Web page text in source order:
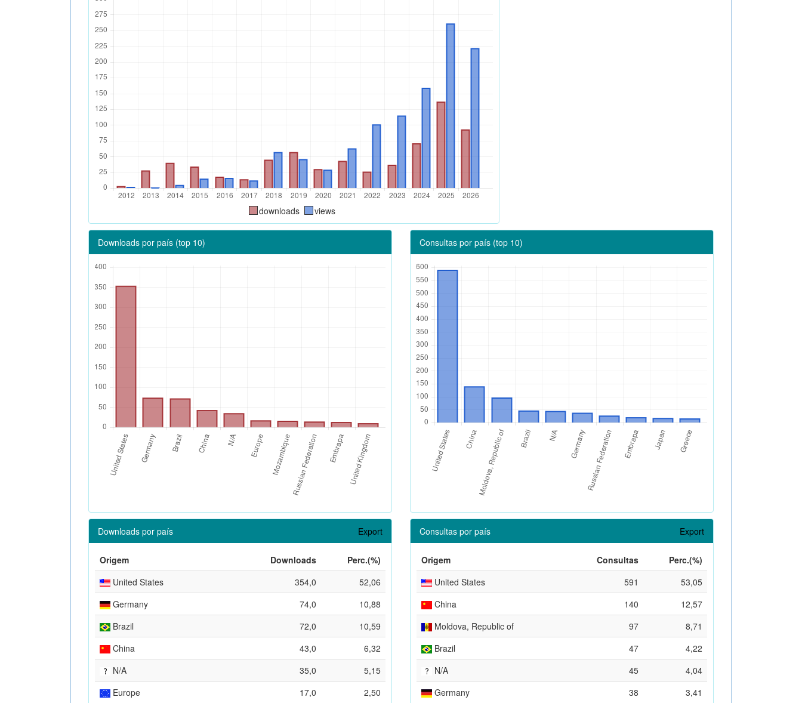
downloads views
Downloads por país (top 10) Consultas por país (top 10)
Downloads por país Export
Origem Downloads
Perc.(%)
United States
354,0
52,06
Germany
74,0
10,88
Brazil
72,0
10,59
China
43,0
6,32
N/A
35,0
5,15
Europe
17,0
2,50
Consultas por país Export
Origem Consultas
Perc.(%)
United States
591
53,05
China
140
12,57
Moldova, Republic of
97
8,71
Brazil
47
4,22
N/A
45
4,04
Germany
38
3,41